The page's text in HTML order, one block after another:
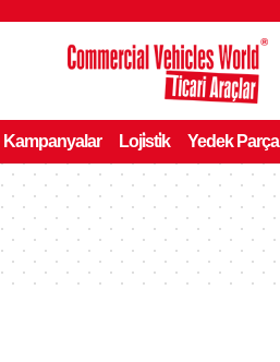
Kampanyalar Loji̇sti̇k Yedek Parça